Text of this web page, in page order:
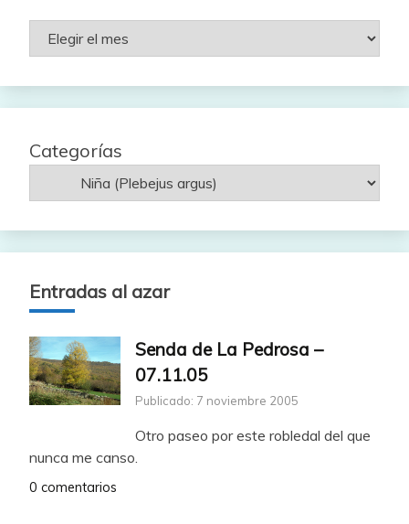
Rutas
Categorías
Entradas al azar
Senda de La Pedrosa –
07.11.05
Publicado: 7 noviembre 2005
Otro paseo por este robledal del que
nunca me canso.
0 comentarios